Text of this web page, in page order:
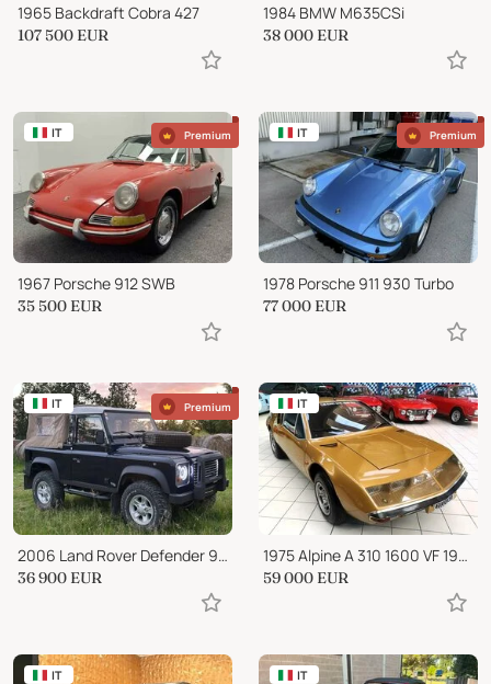
1965 Backdraft Cobra 427
107 500 EUR
1984 BMW M635CSi
38 000 EUR
IT Premium
1967 Porsche 912 SWB
35 500 EUR
IT Premium
1978 Porsche 911 930 Turbo
77 000 EUR
IT Premium
2006 Land Rover Defender 90 Soft Top Only 200 WorldWide
36 900 EUR
IT
1975 Alpine A 310 1600 VF 1975
59 000 EUR
IT IT